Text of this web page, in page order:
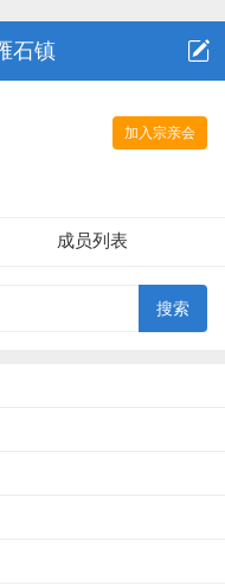
石镇
加入宗亲会
成员列表